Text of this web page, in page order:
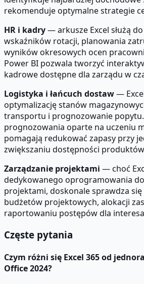
rekomenduje optymalne strategie
HR i kadry— arkusze Excel służą
wskaźników rotacji, planowania
wyników okresowych ocen
Power BI pozwala tworzyć
kadrowe dostępne dla zarządu w
Logistyka i łańcuch dostaw—
optymalizację stanów
transportu i prognozowanie
prognozowania oparte na uczeniu
pomagają redukować zapasy przy
zwiększaniu dostępności
Zarządzanie projektami — choć
dedykowanego oprogramowania
projektami, doskonale sprawdza się
budżetów projektowych, alokacji
raportowaniu postępów dla
Częste pytania
Czym różni się Excel 365 od
Office 2024?